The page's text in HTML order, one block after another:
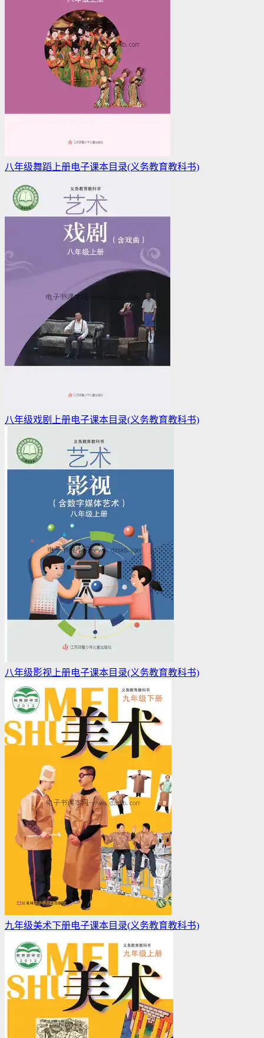
八年级舞蹈上册电子课本目录(义务教育教科书)
八年级戏剧上册电子课本目录(义务教育教科书)
八年级影视上册电子课本目录(义务教育教科书)
九年级美术下册电子课本目录(义务教育教科书)